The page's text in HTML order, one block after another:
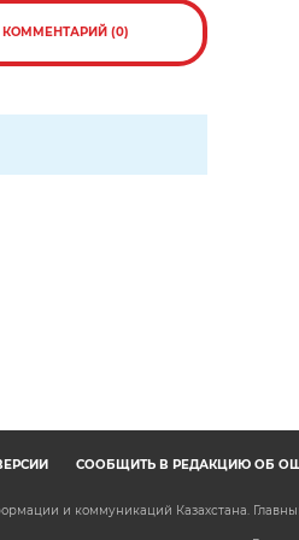
КОММЕНТАРИЙ (0)
СООБЩИТЬ В РЕДАКЦИЮ ОБ
и коммуникаций Казахстана.